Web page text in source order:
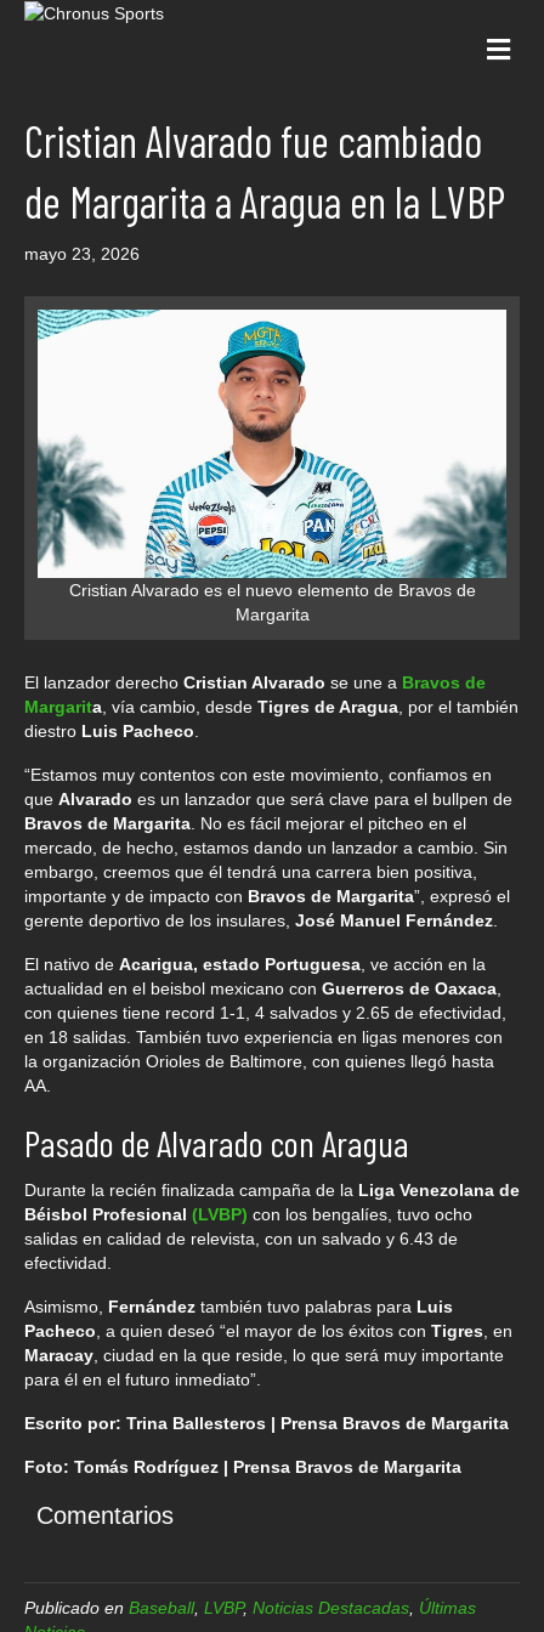
Cristian Alvarado fue cambiado
de Margarita a Aragua en la LVBP
mayo 23, 2026
Cristian Alvarado es el nuevo elemento de Bravos de
Margarita
El lanzador derecho Cristian Alvarado se une a Bravos de
Margarita , vía cambio, desde Tigres de Aragua , por el también
diestro Luis Pacheco
“Estamos muy contentos con este movimiento, confiamos en
que Alvarado es un lanzador que será clave para el bullpen de
Bravos de Margarita . No es fácil mejorar el pitcheo en el
mercado, de hecho, estamos dando un lanzador a cambio. Sin
embargo, creemos que él tendrá una carrera bien positiva,
importante y de impacto con Bravos de Margarita”, expresó el
gerente deportivo de los insulares, José Manuel Fernández
El nativo de Acarigua, estado Portuguesa , ve acción en la
actualidad en el beisbol mexicano con Guerreros de Oaxaca
con quienes tiene record 1-1, 4 salvados y 2.65 de efectividad,
en 18 salidas. También tuvo experiencia en ligas menores con
la organización Orioles de Baltimore, con quienes llegó hasta
AA.
Pasado de Alvarado con Aragua
Durante la recién finalizada campaña de la Liga Venezolana de
Béisbol Profesional (LVBP) con los bengalíes, tuvo ocho
salidas en calidad de relevista, con un salvado y 6.43 de
efectividad.
Asimismo, Fernández también tuvo palabras para Luis
Pacheco , a quien deseó “el mayor de los éxitos con Tigres , en
Maracay , ciudad en la que reside, lo que será muy importante
para él en el futuro inmediato”.
Escrito por: Trina Ballesteros | Prensa Bravos de Margarita
Foto: Tomás Rodríguez | Prensa Bravos de Margarita
Comentarios
Publicado en Baseball, LVBP, Noticias Destacadas Últimas